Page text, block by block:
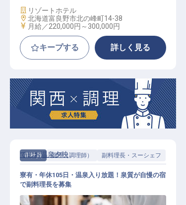
施設業態
リゾートホテル
勤務地
北海道富良野市北の峰町14-38
給与
月給／220,000円～ 300,000円
キープする 詳しく見る
正社員 調理（調理師） 副料理長・スーシェフ
てしお温泉夕映
寮有・年休105日・温泉入り放題！泉質が自慢の宿
で副料理長を募集